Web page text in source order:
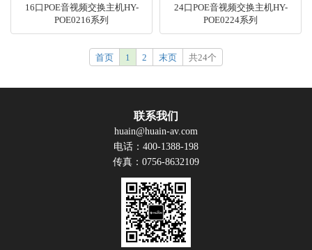
16口POE音视频交换主机HY-
POE0216系列
24口POE音视频交换主机HY-
POE0224系列
首页 1 2 末页 共24个
联系我们
huain@huain-av.com
电话：400-1388-198
传真：0756-8632109